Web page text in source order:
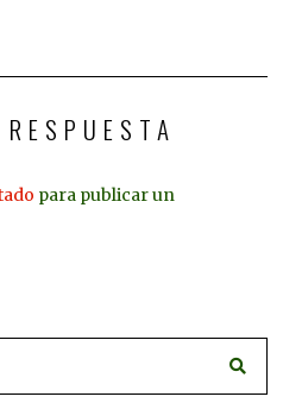
para publicar un